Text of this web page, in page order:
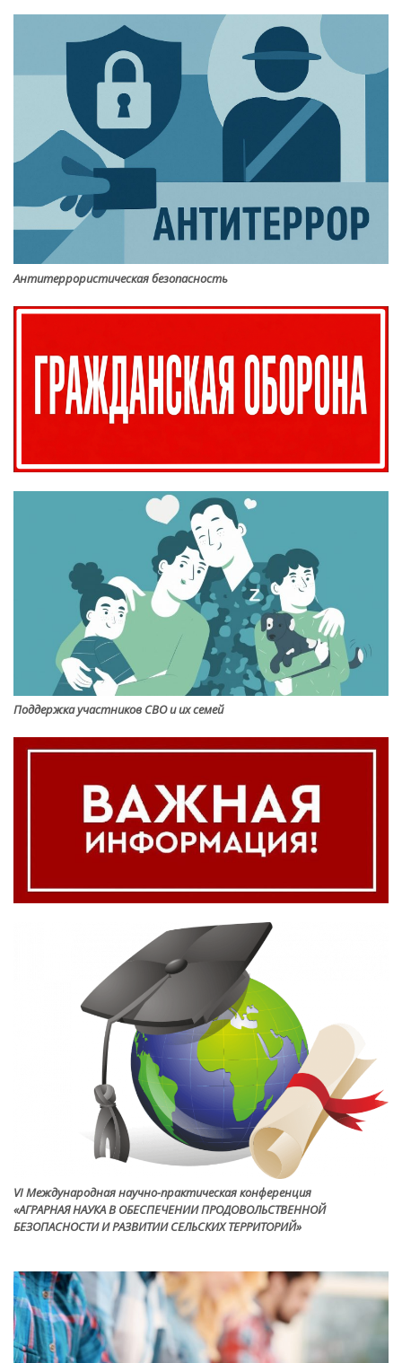
Антитеррористическая безопасность
Поддержка участников СВО и их семей
VI Международная научно-практическая конференция
«АГРАРНАЯ НАУКА В ОБЕСПЕЧЕНИИ ПРОДОВОЛЬСТВЕННОЙ
БЕЗОПАСНОСТИ И РАЗВИТИИ СЕЛЬСКИХ ТЕРРИТОРИЙ»